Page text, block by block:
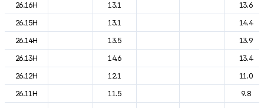
26.16H
13.1
13.6
26.15H
13.1
14.4
26.14H
13.5
13.9
26.13H
14.6
13.4
26.12H
12.1
11.0
26.11H
11.5
9.8